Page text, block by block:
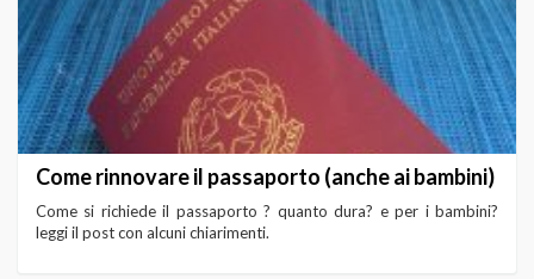
Come rinnovare il passaporto (anche ai bambini)
Come si richiede il passaporto ? quanto dura? e per i bambini?
leggi il post con alcuni chiarimenti.